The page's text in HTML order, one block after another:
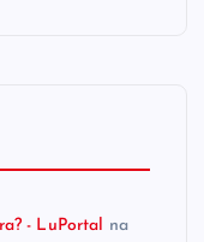
- LuPortal
na